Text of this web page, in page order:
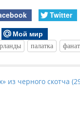
Twitter
Мой мир
палатка
из черного скотча